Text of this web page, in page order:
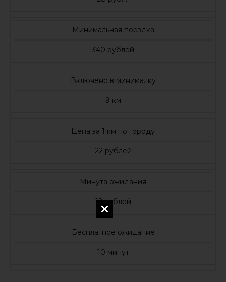
Минимальная поездка
340 рублей
Включено в минималку
9 км
Цена за 1 км по городу
22 рублей
Минута ожидания
12 рублей
Бесплатное ожидание
10 минут